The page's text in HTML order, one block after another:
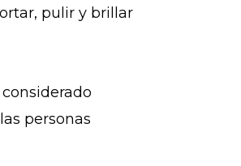
pulir y brillar
personas